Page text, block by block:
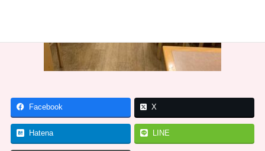
Facebook X
Hatena LINE